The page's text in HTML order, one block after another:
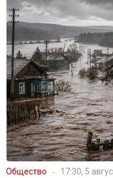
Общество 17:30, 5